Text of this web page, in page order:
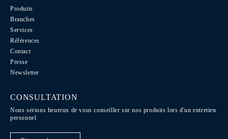
Produits
Branches
Services
Références
Contact
Presse
Newsletter
CONSULTATION
Nous serions heureux de vous conseiller sur nos produits lors d'un entretien
personnel